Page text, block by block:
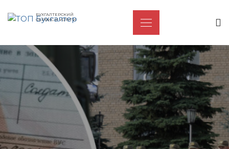
БУХГАЛТЕРСКИЙ
СЕРВИС И УСЛУГИ